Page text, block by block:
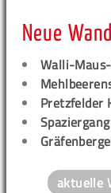
Neue
Walli-
Pretzfelder
aktuelle